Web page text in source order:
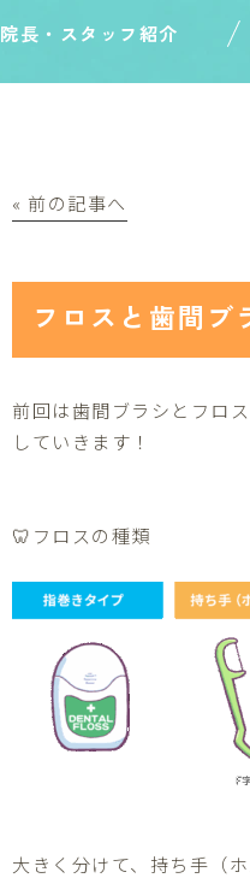
院長・スタッフ紹介
« 前の記事へ
フロスと歯間
前回は歯間ブラシとフロ
していきます！
🦷フロスの種類
大きく分けて、持ち手（